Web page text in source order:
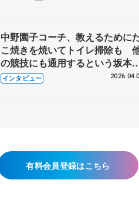
中野園子コーチ、教えるために
こ焼きを焼いてトイレ掃除も
の競技にも通用するという坂本
織の筋肉
インタビュー
有料会員登録はこちら